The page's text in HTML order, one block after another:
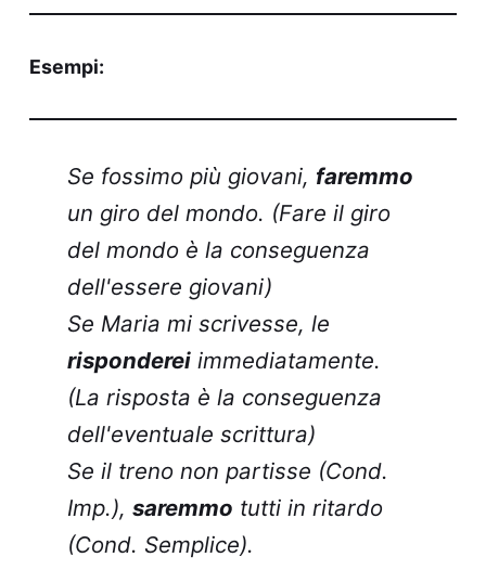
Esempi:
Se fossimo più giovani, faremmo
un giro del mondo. (Fare il giro
del mondo è la conseguenza
dell'essere giovani)
Se Maria mi scrivesse, le
risponderei immediatamente.
(La risposta è la conseguenza
dell'eventuale scrittura)
Se il treno non partisse (Cond.
Imp.),saremmo tutti in ritardo
(Cond. Semplice).